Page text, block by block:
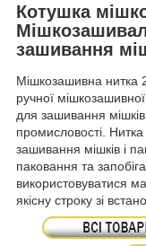
Котушка
зашивання
Мішкозашивна нитка
ручної
для зашивання мішків
промисловості.
зашивання мішків і
паковання та
використовуватися
якісну строку зі